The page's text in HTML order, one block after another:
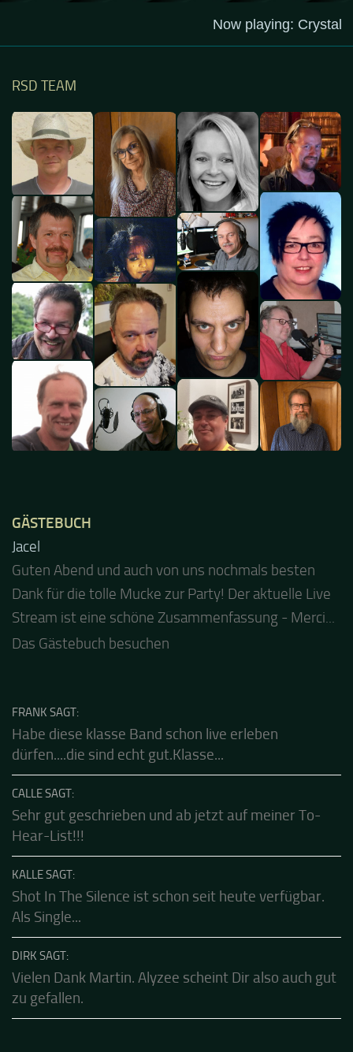
RSD TEAM
GÄSTEBUCH
Jacel
Guten Abend und auch von uns nochmals besten
Dank für die tolle Mucke zur Party! Der aktuelle Live
Stream ist eine schöne Zusammenfassung - Merci...
Das Gästebuch besuchen
FRANK SAGT:
Habe diese klasse Band schon live erleben
dürfen....die sind echt gut.Klasse...
CALLE SAGT:
Sehr gut geschrieben und ab jetzt auf meiner To-
Hear-List!!!
KALLE SAGT:
Shot In The Silence ist schon seit heute verfügbar.
Als Single...
DIRK SAGT:
Vielen Dank Martin. Alyzee scheint Dir also auch gut
zu gefallen.